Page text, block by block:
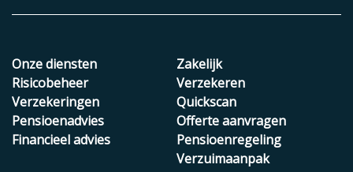
Onze diensten
Risicobeheer
Verzekeringen
Pensioenadvies
Financieel advies
Zakelijk
Verzekeren
Quickscan
Offerte aanvragen
Pensioenregeling
Verzuimaanpak